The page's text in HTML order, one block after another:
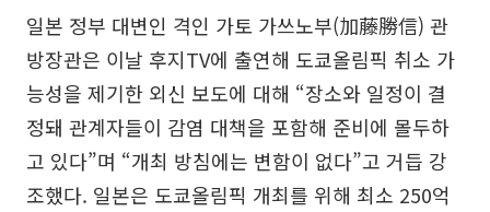
일본 정부 대변인 격인 가토 가쓰노부(加藤勝信) 관
방장관은 이날 후지TV에 출연해 도쿄올림픽 취소 가
능성을 제기한 외신 보도에 대해 “장소와 일정이 결
정돼 관계자들이 감염 대책을 포함해 준비에 몰두하
고 있다”며 “개최 방침에는 변함이 없다”고 거듭 강
조했다. 일본은 도쿄올림픽 개최를 위해 최소 250억